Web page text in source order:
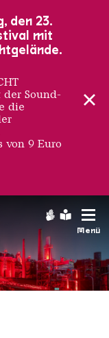
Menü
in Rot
den 23.
mit
der Sound-
die
von 9 Euro